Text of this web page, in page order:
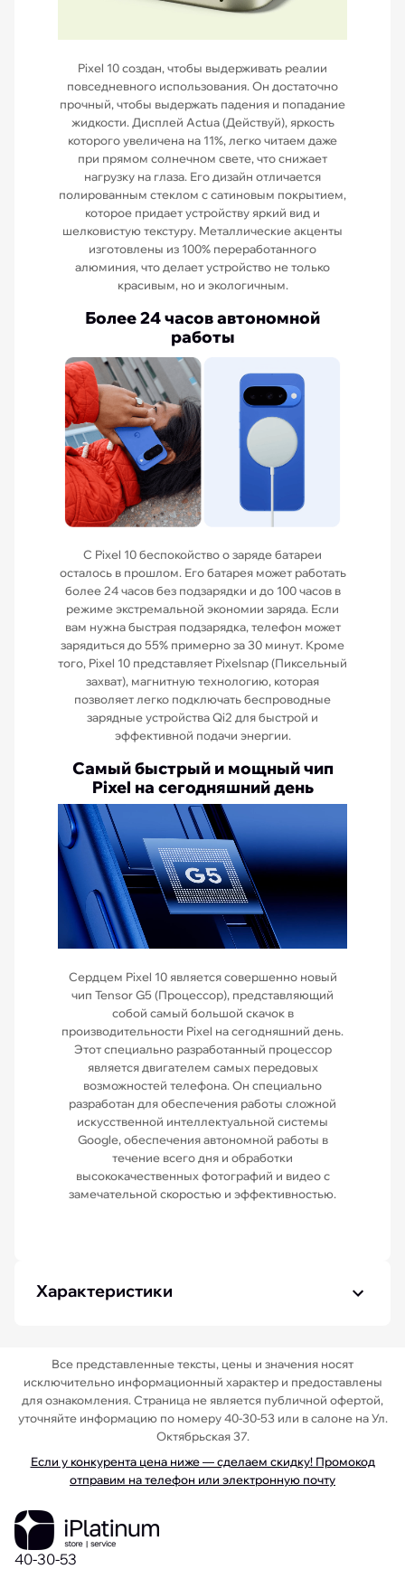
Pixel 10 создан, чтобы выдерживать реалии
повседневного использования. Он достаточно
прочный, чтобы выдержать падения и попадание
жидкости. Дисплей Actua (Действуй), яркость
которого увеличена на 11%, легко читаем даже
при прямом солнечном свете, что снижает
нагрузку на глаза. Его дизайн отличается
полированным стеклом с сатиновым покрытием,
которое придает устройству яркий вид и
шелковистую текстуру. Металлические акценты
изготовлены из 100% переработанного
алюминия, что делает устройство не только
красивым, но и экологичным.
Более 24 часов автономной
работы
С Pixel 10 беспокойство о заряде батареи
осталось в прошлом. Его батарея может работать
более 24 часов без подзарядки и до 100 часов в
режиме экстремальной экономии заряда. Если
вам нужна быстрая подзарядка, телефон может
зарядиться до 55% примерно за 30 минут. Кроме
того, Pixel 10 представляет Pixelsnap (Пиксельный
захват), магнитную технологию, которая
позволяет легко подключать беспроводные
зарядные устройства Qi2 для быстрой и
эффективной подачи энергии.
Самый быстрый и мощный чип
Pixel на сегодняшний день
Сердцем Pixel 10 является совершенно новый
чип Tensor G5 (Процессор), представляющий
собой самый большой скачок в
производительности Pixel на сегодняшний день.
Этот специально разработанный процессор
является двигателем самых передовых
возможностей телефона. Он специально
разработан для обеспечения работы сложной
искусственной интеллектуальной системы
Google, обеспечения автономной работы в
течение всего дня и обработки
высококачественных фотографий и видео с
замечательной скоростью и эффективностью.
Характеристики
Все представленные тексты, цены и значения носят
исключительно информационный характер и предоставлены
для ознакомления. Страница не является публичной офертой,
уточняйте информацию по номеру 40-30-53 или в салоне на Ул.
Октябрьская 37.
Если у конкурента цена ниже — сделаем скидку! Промокод
отправим на телефон или электронную почту
40-30-53